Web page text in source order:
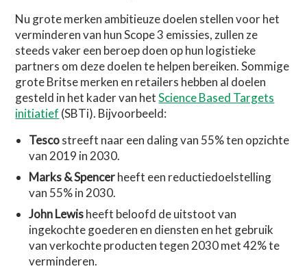
Nu grote merken ambitieuze doelen stellen voor het
verminderen van hun Scope 3 emissies, zullen ze
steeds vaker een beroep doen op hun logistieke
partners om deze doelen te helpen bereiken. Sommige
grote Britse merken en retailers hebben al doelen
gesteld in het kader van hetScience Based Targets
initiatief (SBTi). Bijvoorbeeld:
Tescostreeft naar een daling van 55% ten opzichte
van 2019 in 2030.
Marks & Spencerheeft een reductiedoelstelling
van 55% in 2030.
John Lewisheeft beloofd de uitstoot van
ingekochte goederen en diensten en het gebruik
van verkochte producten tegen 2030 met 42% te
verminderen.